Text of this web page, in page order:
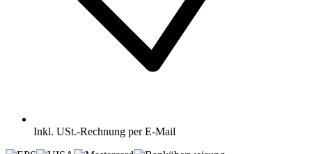
Inkl. USt.-Rechnung per E-Mail